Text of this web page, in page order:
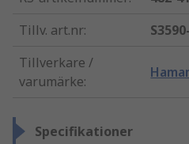
Tillv. art.nr:
Tillverkare /
varumärke:
Specifikationer